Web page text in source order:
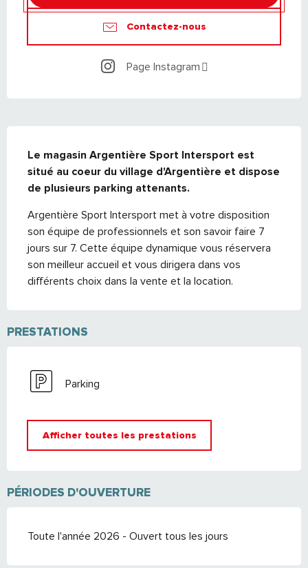
Contactez-nous
Page Instagram
Le magasin Argentière Sport Intersport est
situé au coeur du village d'Argentière et dispose
de plusieurs parking attenants.
Argentière Sport Intersport met à votre disposition
son équipe de professionnels et son savoir faire 7
jours sur 7. Cette équipe dynamique vous réservera
son meilleur accueil et vous dirigera dans vos
différents choix dans la vente et la location.
PRESTATIONS
Parking
Afficher toutes les prestations
PÉRIODES D'OUVERTURE
Toute l'année 2026 - Ouvert tous les jours